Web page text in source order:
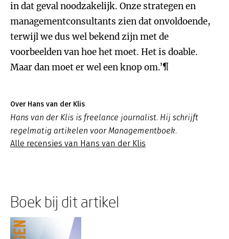
in dat geval noodzakelijk. Onze strategen en
managementconsultants zien dat onvoldoende,
terwijl we dus wel bekend zijn met de
voorbeelden van hoe het moet. Het is doable.
Maar dan moet er wel een knop om.’¶
Over Hans van der Klis
Hans van der Klis is freelance journalist. Hij schrijft
regelmatig artikelen voor Managementboek.
Alle recensies van Hans van der Klis
Boek bij dit artikel